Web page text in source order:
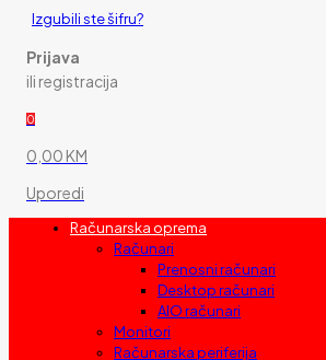
Izgubili ste šifru?
Prijava
ili registracija
0
0,00 KM
Uporedi
Računarska oprema
Računari
Prenosni računari
Desktop računari
AIO računari
Monitori
Računarska periferija